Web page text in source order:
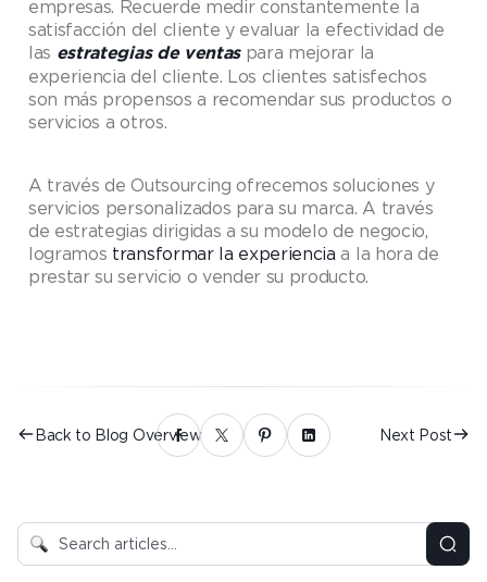
empresas. Recuerde medir constantemente la
satisfacción del cliente y evaluar la efectividad de
las estrategias de ventaspara mejorar la
experiencia del cliente. Los clientes satisfechos
son más propensos a recomendar sus productos o
servicios a otros.
A través de Outsourcing ofrecemos soluciones y
servicios personalizados para su marca. A través
de estrategias dirigidas a su modelo de negocio,
logramos transformar la experiencia a la hora de
prestar su servicio o vender su producto.
Back to Blog Overview Next Post